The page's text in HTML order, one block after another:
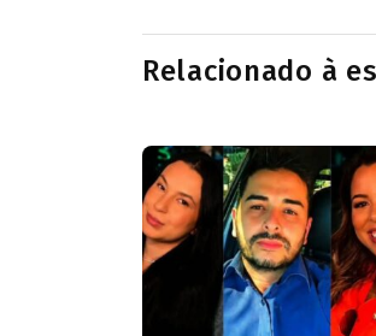
Relacionado à